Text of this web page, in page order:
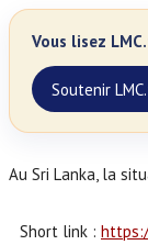
Vous lisez
Soutenir
Au Sri Lanka, la
Short link :